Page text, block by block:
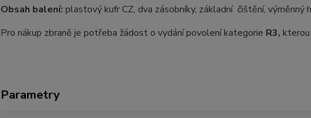
Obsah balení: plastový kufr CZ, dva zásobníky, základní čištění,
Pro nákup zbraně je potřeba žádost o vydání povolení kategorie R3,
Parametry